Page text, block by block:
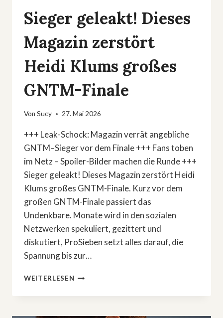
Sieger geleakt! Dieses
Magazin zerstört
Heidi Klums großes
GNTM-Finale
Von Sucy 27. Mai 2026
+++ Leak-Schock: Magazin verrät angebliche
GNTM–Sieger vor dem Finale +++ Fans toben
im Netz – Spoiler-Bilder machen die Runde +++
Sieger geleakt! Dieses Magazin zerstört Heidi
Klums großes GNTM-Finale. Kurz vor dem
großen GNTM-Finale passiert das
Undenkbare. Monate wird in den sozialen
Netzwerken spekuliert, gezittert und
diskutiert, ProSieben setzt alles darauf, die
Spannung bis zur…
WEITERLESEN SIEGER
DIESES